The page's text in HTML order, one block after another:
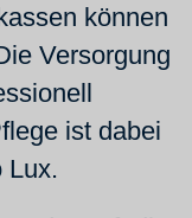
können
Versorgung
ist dabei
Lux.